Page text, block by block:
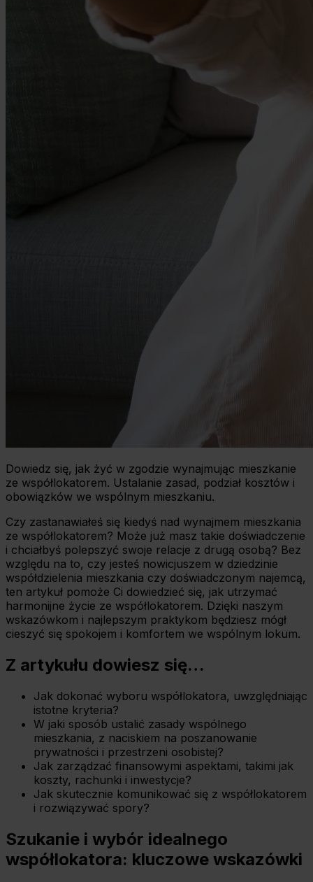
Dowiedz się, jak żyć w zgodzie wynajmując mieszkanie
ze współlokatorem. Ustalanie zasad, podział kosztów i
obowiązków we wspólnym mieszkaniu.
Czy zastanawiałeś się kiedyś nad wynajmem mieszkania
ze współlokatorem? Może już masz takie doświadczenie
i chciałbyś polepszyć swoje relacje z drugą osobą? Bez
względu na to, czy jesteś nowicjuszem w dziedzinie
współdzielenia mieszkania czy doświadczonym najemcą,
ten artykuł pomoże Ci dowiedzieć się, jak utrzymać
harmonijne życie ze współlokatorem. Dzięki naszym
wskazówkom i najlepszym praktykom będziesz mógł
cieszyć się spokojem i komfortem we wspólnym lokum.
Z artykułu dowiesz się…
Jak dokonać wyboru współlokatora, uwzględniając
istotne kryteria?
W jaki sposób ustalić zasady wspólnego
mieszkania, z naciskiem na poszanowanie
prywatności i przestrzeni osobistej?
Jak zarządzać finansowymi aspektami, takimi jak
koszty, rachunki i inwestycje?
Jak skutecznie komunikować się z współlokatorem
i rozwiązywać spory?
Szukanie i wybór idealnego
współlokatora: kluczowe wskazówki